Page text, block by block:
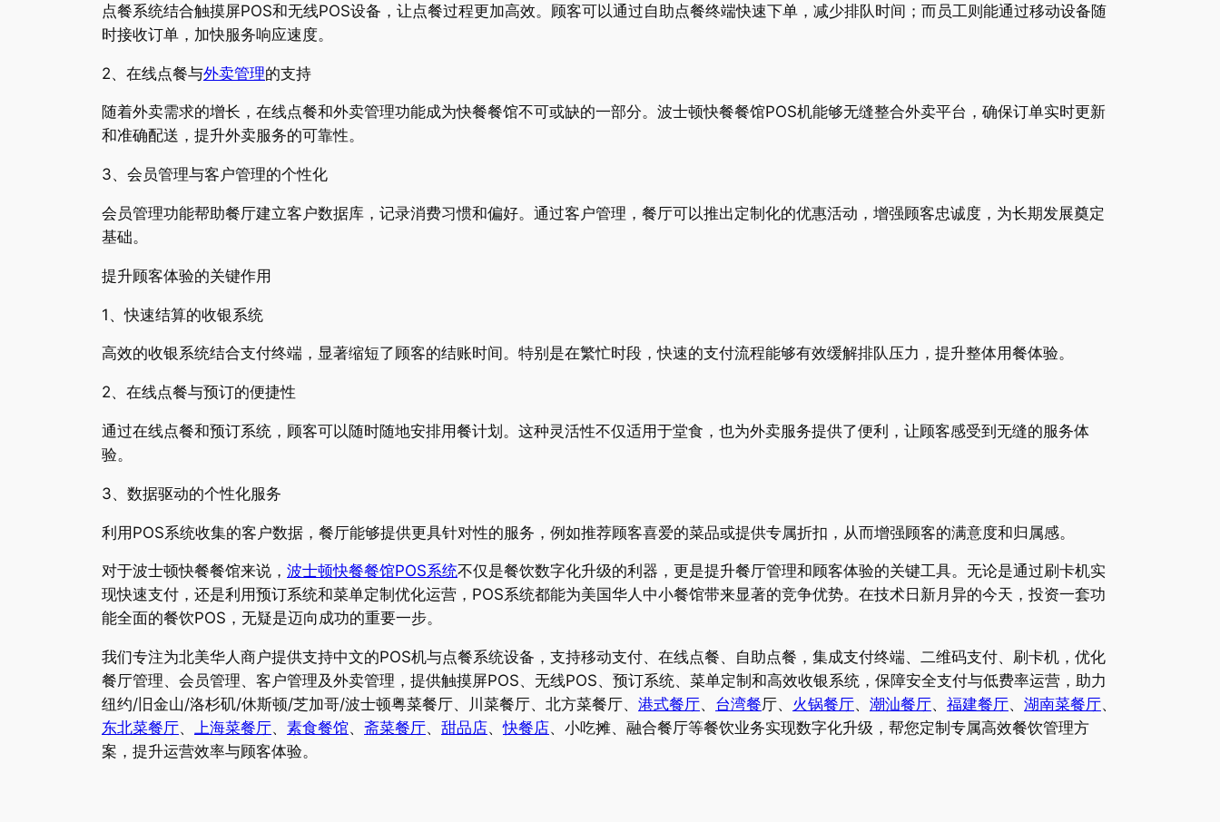
点餐系统结合触摸屏POS和无线POS设备，让点餐过程更加高效。顾客可以通过自助点餐终端快速下单，减少排队时间；而员工则能通过移动设备随
时接收订单，加快服务响应速度。
2、在线点餐与外卖管理的支持
随着外卖需求的增长，在线点餐和外卖管理功能成为快餐餐馆不可或缺的一部分。波士顿快餐餐馆POS机能够无缝整合外卖平台，确保订单实时更新
和准确配送，提升外卖服务的可靠性。
3、会员管理与客户管理的个性化
会员管理功能帮助餐厅建立客户数据库，记录消费习惯和偏好。通过客户管理，餐厅可以推出定制化的优惠活动，增强顾客忠诚度，为长期发展奠定
基础。
提升顾客体验的关键作用
1、快速结算的收银系统
高效的收银系统结合支付终端，显著缩短了顾客的结账时间。特别是在繁忙时段，快速的支付流程能够有效缓解排队压力，提升整体用餐体验。
2、在线点餐与预订的便捷性
通过在线点餐和预订系统，顾客可以随时随地安排用餐计划。这种灵活性不仅适用于堂食，也为外卖服务提供了便利，让顾客感受到无缝的服务体
验。
3、数据驱动的个性化服务
利用POS系统收集的客户数据，餐厅能够提供更具针对性的服务，例如推荐顾客喜爱的菜品或提供专属折扣，从而增强顾客的满意度和归属感。
对于波士顿快餐餐馆来说， 波士顿快餐餐馆POS系统不仅是餐饮数字化升级的利器，更是提升餐厅管理和顾客体验的关键工具。无论是通过刷卡机实
现快速支付，还是利用预订系统和菜单定制优化运营，POS系统都能为美国华人中小餐馆带来显著的竞争优势。在技术日新月异的今天，投资一套功
能全面的餐饮POS，无疑是迈向成功的重要一步。
我们专注为北美华人商户提供支持中文的POS机与点餐系统设备，支持移动支付、在线点餐、自助点餐，集成支付终端、二维码支付、刷卡机，优化
餐厅管理、会员管理、客户管理及外卖管理，提供触摸屏POS、无线POS、预订系统、菜单定制和高效收银系统，保障安全支付与低费率运营，助力
纽约/旧金山/洛杉矶/休斯顿/芝加哥/波士顿粤菜餐厅、川菜餐厅、北方菜餐厅、 港式餐厅、 台湾餐厅、 火锅餐厅、 潮汕餐厅、 福建餐厅、 湖南菜餐厅、
东北菜餐厅、 上海菜餐厅、 素食餐馆、 斋菜餐厅、 甜品店、快餐店、小吃摊、融合餐厅等餐饮业务实现数字化升级，帮您定制专属高效餐饮管理方
案，提升运营效率与顾客体验。